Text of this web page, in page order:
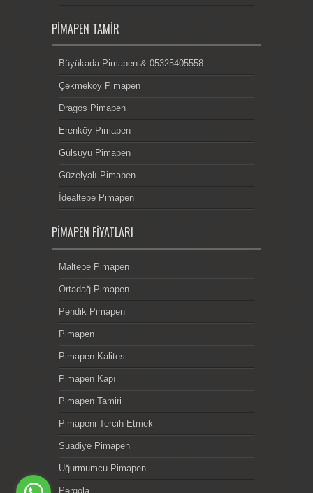
PIMAPEN TAMIR
Büyükada Pimapen & 05325405558
Çekmeköy Pimapen
Dragos Pimapen
Erenköy Pimapen
Gülsuyu Pimapen
Güzelyalı Pimapen
İdealtepe Pimapen
PIMAPEN FIYATLARI
Maltepe Pimapen
Ortadağ Pimapen
Pendik Pimapen
Pimapen
Pimapen Kalitesi
Pimapen Kapı
Pimapen Tamiri
Pimapeni Tercih Etmek
Suadiye Pimapen
Uğurmumcu Pimapen
Pergola